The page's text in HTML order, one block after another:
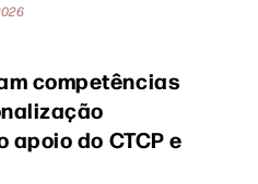
competências
do CTCP e